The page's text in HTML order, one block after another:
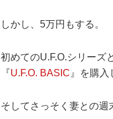
しかし、5万円もする。
初めてのU.F.O.シリーズ
『U.F.O. BASIC 』を購入
そしてさっそく妻との週